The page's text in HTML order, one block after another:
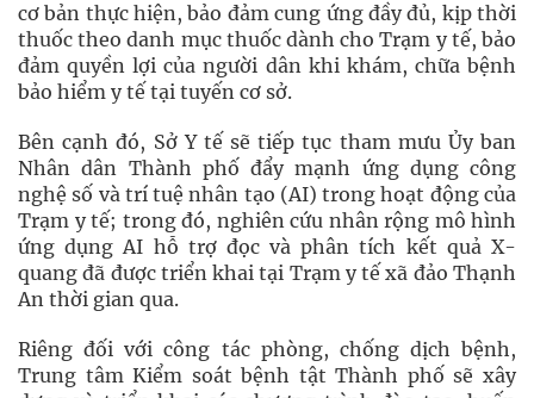
cơ bản thực hiện, bảo đảm cung ứng đầy đủ, kịp thời
thuốc theo danh mục thuốc dành cho Trạm y tế, bảo
đảm quyền lợi của người dân khi khám, chữa bệnh
bảo hiểm y tế tại tuyến cơ sở.
Bên cạnh đó, Sở Y tế sẽ tiếp tục tham mưu Ủy ban
Nhân dân Thành phố đẩy mạnh ứng dụng công
nghệ số và trí tuệ nhân tạo (AI) trong hoạt động của
Trạm y tế; trong đó, nghiên cứu nhân rộng mô hình
ứng dụng AI hỗ trợ đọc và phân tích kết quả X-
quang đã được triển khai tại Trạm y tế xã đảo Thạnh
An thời gian qua.
Riêng đối với công tác phòng, chống dịch bệnh,
Trung tâm Kiểm soát bệnh tật Thành phố sẽ xây